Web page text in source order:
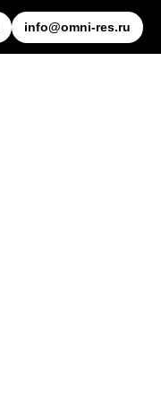
info@omni-res.ru